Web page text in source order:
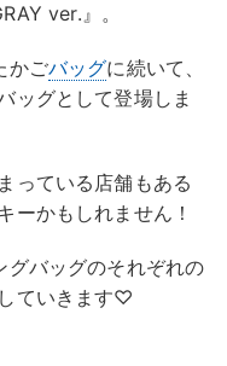
ver.』。
かごバッグに続いて、
ッグとして登場しま
っている店舗もある
ーかもしれません！
グバッグのそれぞれの
ていきます♡